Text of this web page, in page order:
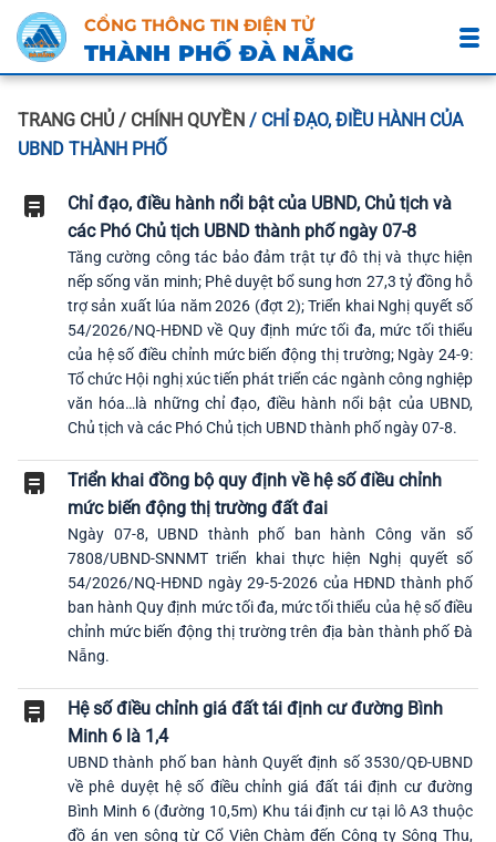
CỔNG THÔNG TIN ĐIỆN TỬ
THÀNH PHỐ ĐÀ NẴNG
TRANG CHỦ / CHÍNH QUYỀN / CHỈ ĐẠO, ĐIỀU HÀNH CỦA
UBND THÀNH PHỐ
Chỉ đạo, điều hành nổi bật của UBND, Chủ tịch và
các Phó Chủ tịch UBND thành phố ngày 07-8
Tăng cường công tác bảo đảm trật tự đô thị và thực hiện
nếp sống văn minh; Phê duyệt bổ sung hơn 27,3 tỷ đồng hỗ
trợ sản xuất lúa năm 2026 (đợt 2); Triển khai Nghị quyết số
54/2026/NQ-HĐND về Quy định mức tối đa, mức tối thiểu
của hệ số điều chỉnh mức biến động thị trường; Ngày 24-9:
Tổ chức Hội nghị xúc tiến phát triển các ngành công nghiệp
văn hóa…là những chỉ đạo, điều hành nổi bật của UBND,
Chủ tịch và các Phó Chủ tịch UBND thành phố ngày 07-8.
Triển khai đồng bộ quy định về hệ số điều chỉnh
mức biến động thị trường đất đai
Ngày 07-8, UBND thành phố ban hành Công văn số
7808/UBND-SNNMT triển khai thực hiện Nghị quyết số
54/2026/NQ-HĐND ngày 29-5-2026 của HĐND thành phố
ban hành Quy định mức tối đa, mức tối thiểu của hệ số điều
chỉnh mức biến động thị trường trên địa bàn thành phố Đà
Nẵng.
Hệ số điều chỉnh giá đất tái định cư đường Bình
Minh 6 là 1,4
UBND thành phố ban hành Quyết định số 3530/QĐ-UBND
về phê duyệt hệ số điều chỉnh giá đất tái định cư đường
Bình Minh 6 (đường 10,5m) Khu tái định cư tại lô A3 thuộc
đồ án ven sông từ Cổ Viện Chàm đến Công ty Sông Thu,